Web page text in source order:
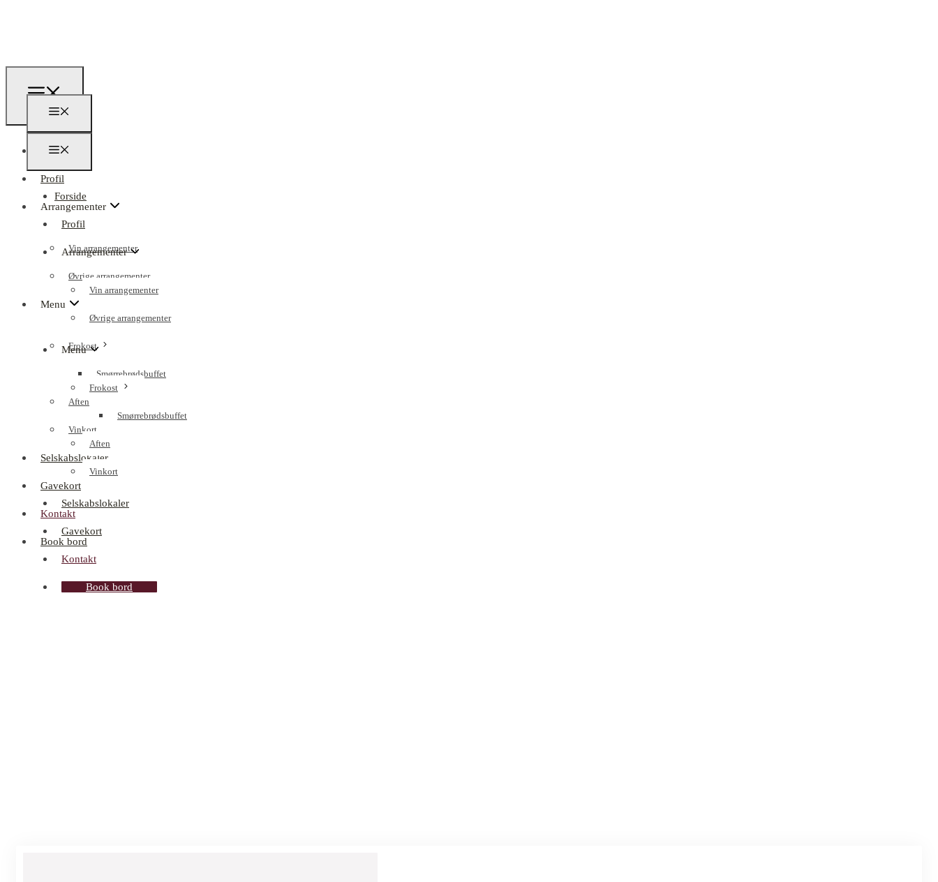
Forside
Profil
Arrangementer
Vin arrangementer
Øvrige arrangementer
Menu
Frokost
Smørrebrødsbuffet
Aften
Vinkort
Selskabslokaler
Gavekort
Kontakt
Book bord
Forside
Profil
Arrangementer
Vin arrangementer
Øvrige arrangementer
Menu
Frokost
Smørrebrødsbuffet
Aften
Vinkort
Selskabslokaler
Gavekort
Kontakt
Book bord